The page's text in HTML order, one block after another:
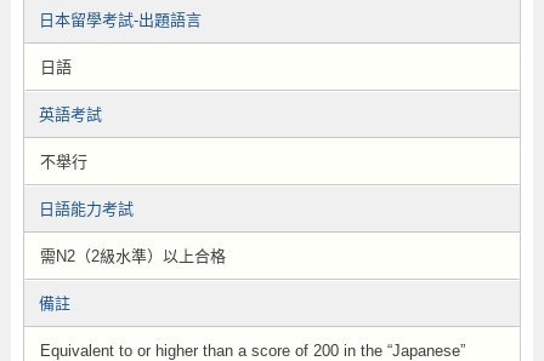
日本留學考試-出題語言
日語
英語考試
不舉行
日語能力考試
需N2（2級水準）以上合格
備註
Equivalent to or higher than a score of 200 in the “Japanese”